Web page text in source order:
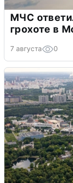
МЧС
грохоте в
7 августа 0